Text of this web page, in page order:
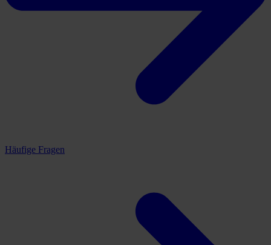
Häufige Fragen